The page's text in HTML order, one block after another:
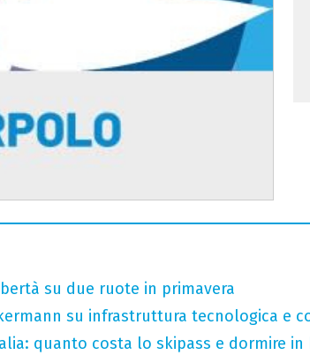
su due ruote in primavera
su infrastruttura tecnologica e
quanto costa lo skipass e dormire in